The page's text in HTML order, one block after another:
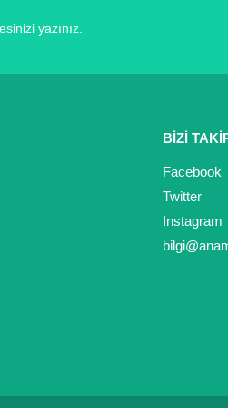
BİZİ
Facebook
Twitter
Instagram